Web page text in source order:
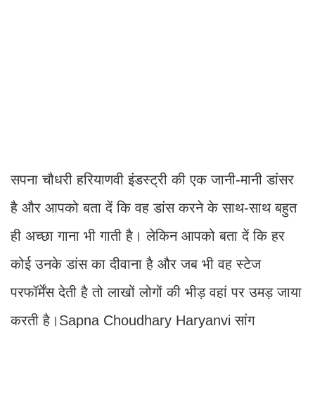
सपना चौधरी हरियाणवी इंडस्ट्री की एक जानी-मानी डांसर
है और आपको बता दें कि वह डांस करने के साथ-साथ बहुत
ही अच्छा गाना भी गाती है। लेकिन आपको बता दें कि हर
कोई उनके डांस का दीवाना है और जब भी वह स्टेज
परफॉर्मेंस देती है तो लाखों लोगों की भीड़ वहां पर उमड़ जाया
करती है।Sapna Choudhary Haryanvi सांग